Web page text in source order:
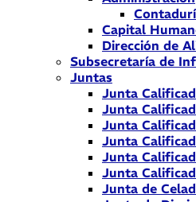
Capital
Dirección de
Subsecretaría de
Juntas
Junta
Junta
Junta
Junta
Junta
Junta
Junta de